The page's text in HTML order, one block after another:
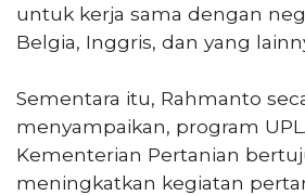
untuk kerja sama dengan
Belgia, Inggris, dan yang
Sementara itu, Rahmanto
menyampaikan, program
Kementerian Pertanian
meningkatkan kegiatan